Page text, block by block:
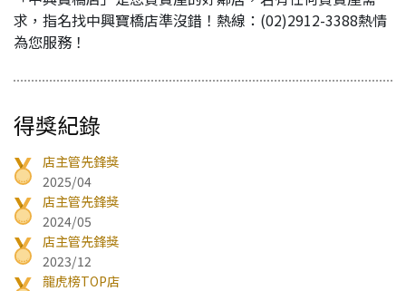
求，指名找中興寶橋店準沒錯！熱線：(02)2912-3388熱情
為您服務！
得獎紀錄
店主管先鋒獎
2025/04
店主管先鋒獎
2024/05
店主管先鋒獎
2023/12
龍虎榜TOP店